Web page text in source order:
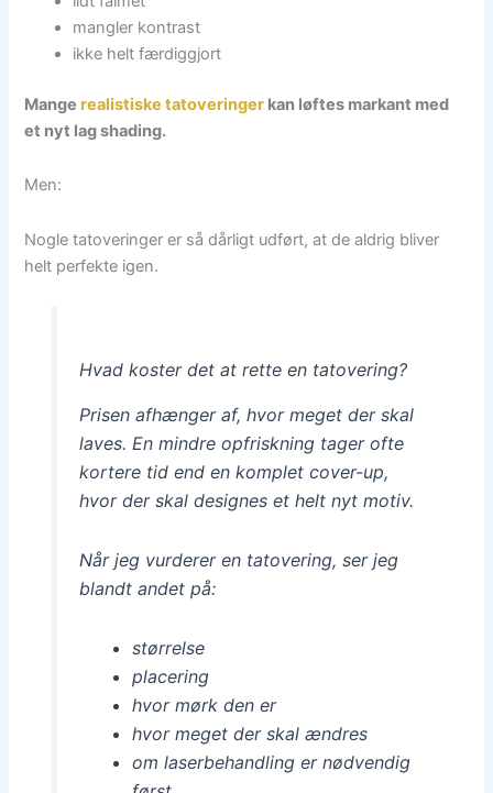
mangler kontrast
ikke helt færdiggjort
Mangerealistiske tatoveringer kan løftes markant med
et nyt lag shading.
Men:
Nogle tatoveringer er så dårligt udført, at de aldrig bliver
helt perfekte igen.
Hvad koster det at rette en tatovering?
Prisen afhænger af, hvor meget der skal
laves. En mindre opfriskning tager ofte
kortere tid end en komplet cover-up,
hvor der skal designes et helt nyt motiv.
Når jeg vurderer en tatovering, ser jeg
blandt andet på:
størrelse
placering
hvor mørk den er
hvor meget der skal ændres
om laserbehandling er nødvendig